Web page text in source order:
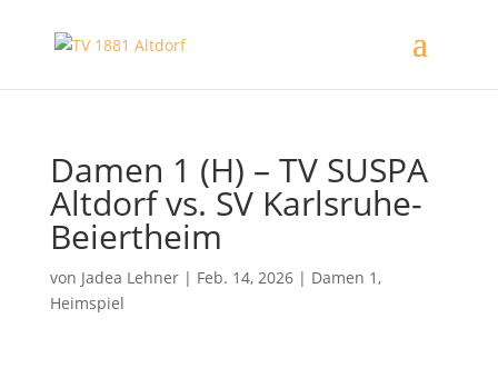
Damen 1 (H) – TV SUSPA
Altdorf vs. SV Karlsruhe-
Beiertheim
von Jadea Lehner| Feb. 14, 2026| Damen 1,
Heimspiel